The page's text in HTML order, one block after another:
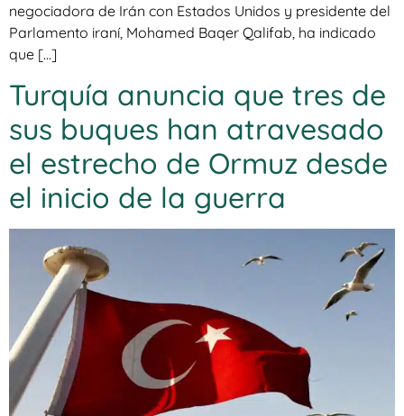
negociadora de Irán con Estados Unidos y presidente del
Parlamento iraní, Mohamed Baqer Qalifab, ha indicado
que […]
Turquía anuncia que tres de
sus buques han atravesado
el estrecho de Ormuz desde
el inicio de la guerra